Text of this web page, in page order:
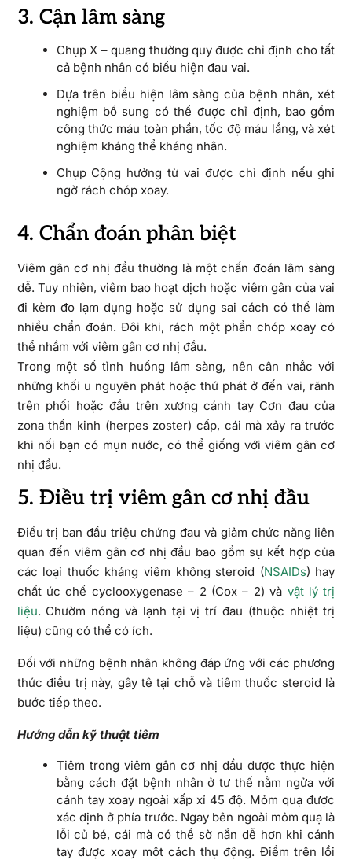
3. Cận lâm sàng
Chụp X – quang thường quy được chỉ định cho tất
cả bệnh nhân có biểu hiện đau vai.
Dựa trên biểu hiện lâm sàng của bệnh nhân, xét
nghiệm bổ sung có thể được chỉ định, bao gồm
công thức máu toàn phần, tốc độ máu lắng, và xét
nghiệm kháng thể kháng nhân.
Chụp Cộng hưởng từ vai được chỉ định nếu ghi
ngờ rách chóp xoay.
4. Chẩn đoán phân biệt
Viêm gân cơ nhị đầu thường là một chấn đoán lâm sàng
dễ. Tuy nhiên, viêm bao hoạt dịch hoặc viêm gân của vai
đi kèm đo lạm dụng hoặc sử dụng sai cách có thể làm
nhiều chẩn đoán. Đôi khi, rách một phần chóp xoay có
thể nhầm với viêm gân cơ nhị đầu.
Trong một số tình huống lâm sàng, nên cân nhắc với
những khối u nguyên phát hoặc thứ phát ở đến vai, rãnh
trên phối hoặc đầu trên xương cánh tay Cơn đau của
zona thần kinh (herpes zoster) cấp, cái mà xảy ra trước
khi nối bạn có mụn nước, có thể giống với viêm gân cơ
nhị đầu.
5. Điều trị viêm gân cơ nhị đầu
Điều trị ban đầu triệu chứng đau và giảm chức năng liên
quan đến viêm gân cơ nhị đầu bao gồm sự kết hợp của
các loại thuốc kháng viêm không steroid (NSAIDs) hay
chất ức chế cyclooxygenase – 2 (Cox – 2) và vật lý trị
liệu. Chườm nóng và lạnh tại vị trí đau (thuộc nhiệt trị
liệu) cũng có thể có ích.
Đối với những bệnh nhân không đáp ứng với các phương
thức điều trị này, gây tê tại chỗ và tiêm thuốc steroid là
bước tiếp theo.
Hướng dẫn kỹ thuật tiêm
Tiêm trong viêm gân cơ nhị đầu được thực hiện
bằng cách đặt bệnh nhân ở tư thế nằm ngửa với
cánh tay xoay ngoài xấp xỉ 45 độ. Mỏm quạ được
xác định ở phía trước. Ngay bên ngoài mỏm quạ là
lỗi củ bé, cái mà có thể sờ nắn dễ hơn khi cánh
tay được xoay một cách thụ động. Điểm trên lồi